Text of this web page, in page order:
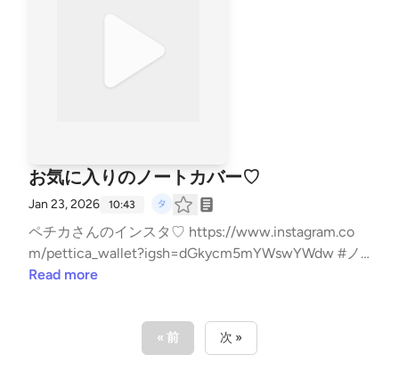
お気に入りのノートカバー♡
Jan 23, 2026 10:43
ペチカさんのインスタ♡ https://www.instagram.co
m/pettica_wallet?igsh=dGkycm5mYWswYWdw #ノ
ート #ペチカ #手帳 --- stand.fmでは、この放送にい
nd.fm/channels/5e0a1c5ee0b4ae817e2a30cf
Read more
« 前 次 »